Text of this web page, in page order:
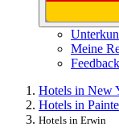
Meine
Feedback
Hotels in New
Hotels in
Hotels in Erwin